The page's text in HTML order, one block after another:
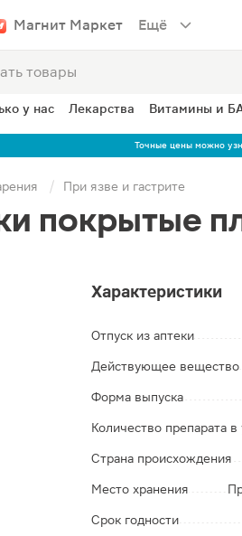
Магнит Маркет Ещё
у нас Лекарства Витамины и
Точные цены можно
При язве и гастрите
покрытые
Характеристики
Отпуск из аптеки
Действующее вещество
Форма выпуска
Количество препарата в
Страна происхождения
Место хранения
Срок годности